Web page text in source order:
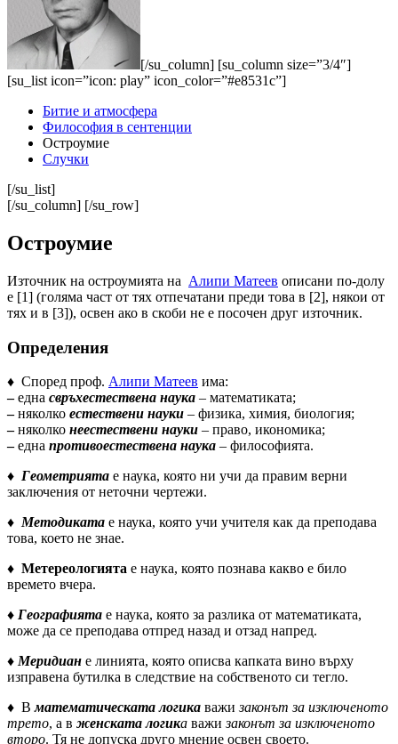
[/su_column] [su_column size=”3/4″]
[su_list icon=”icon: play” icon_color=”#e8531c”]
Битие и атмосфера
Философия в сентенции
Остроумие
Случки
[/su_list]
[/su_column] [/su_row]
Остроумие
Източник на остроумията на Алипи Матеев описани по-долу
е [1] (голяма част от тях отпечатани преди това в [2], някои от
тях и в [3]), освен ако в скоби не е посочен друг източник.
Определения
♦ Според проф. Алипи Матеев има:
–една свръхестествена наука – математиката;
–няколко естествени науки – физика, химия, биология;
–няколко неестествени науки – право, икономика;
–една противоестествена наука – философията.
♦ Геометрията е наука, която ни учи да правим верни
заключения от неточни чертежи.
♦Методиката е наука, която учи учителя как да преподава
това, което не знае.
♦ Метереологията е наука, която познава какво е било
времето вчера.
♦ Географията е наука, която за разлика от математиката,
може да се преподава отпред назад и отзад напред.
♦Меридиан е линията, която описва капката вино върху
изправена бутилка в следствие на собственото си тегло.
♦ Вматематическата логика важизаконът за изключеното
трето, а в женската логика важизаконът за изключеното
второ. Тя не допуска друго мнение освен своето.